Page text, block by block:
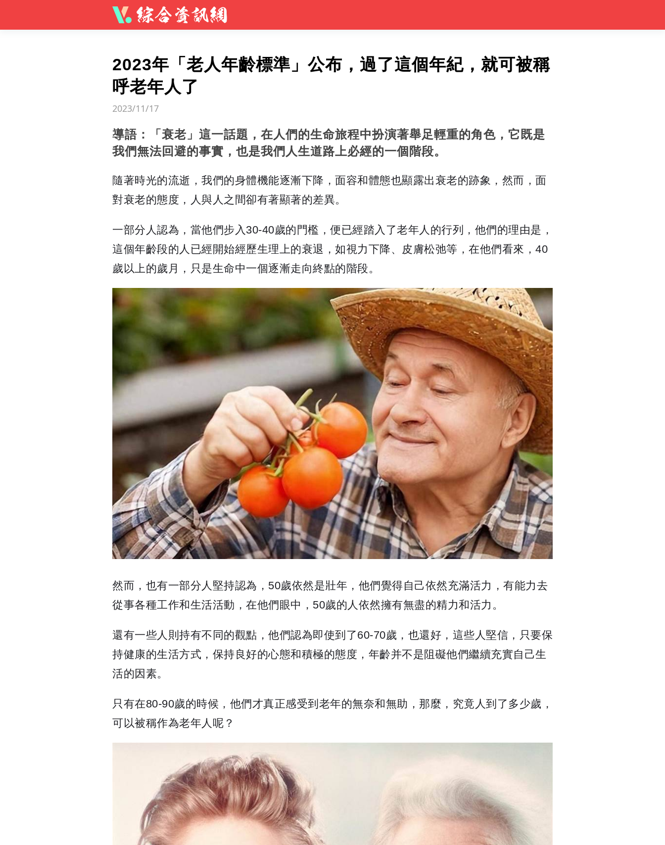
2023年「老人年齡標準」公布，過了這個年紀，就可被稱
呼老年人了
2023/11/17
導語：「衰老」這一話題，在人們的生命旅程中扮演著舉足輕重的角色，它既是
我們無法回避的事實，也是我們人生道路上必經的一個階段。
隨著時光的流逝，我們的身體機能逐漸下降，面容和體態也顯露出衰老的跡象，然而，面
對衰老的態度，人與人之間卻有著顯著的差異。
一部分人認為，當他們步入30-40歲的門檻，便已經踏入了老年人的行列，他們的理由是，
這個年齡段的人已經開始經歷生理上的衰退，如視力下降、皮膚松弛等，在他們看來，40
歲以上的歲月，只是生命中一個逐漸走向終點的階段。
然而，也有一部分人堅持認為，50歲依然是壯年，他們覺得自己依然充滿活力，有能力去
從事各種工作和生活活動，在他們眼中，50歲的人依然擁有無盡的精力和活力。
還有一些人則持有不同的觀點，他們認為即使到了60-70歲，也還好，這些人堅信，只要保
持健康的生活方式，保持良好的心態和積極的態度，年齡并不是阻礙他們繼續充實自己生
活的因素。
只有在80-90歲的時候，他們才真正感受到老年的無奈和無助，那麼，究竟人到了多少歲，
可以被稱作為老年人呢？